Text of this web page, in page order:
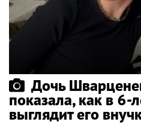
Дочь
показала, как в 6-
выглядит его